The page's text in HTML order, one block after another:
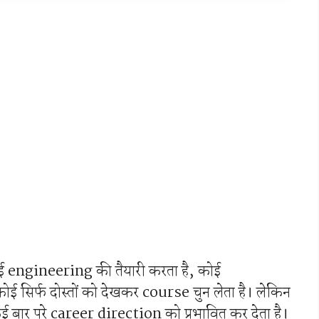
की तैयारी करता है, कोई
सिर्फ दोस्तों को देखकर course चुन लेता है। लेकिन
पूरे career direction को प्रभावित कर देता है।